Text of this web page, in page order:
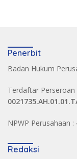
Penerbit
Badan Hukum
Terdaftar
NPWP Perusahaan :
Redaksi